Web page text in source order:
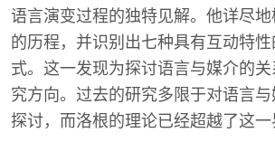
语言演变过程的独特见解。他详尽
的历程，并识别出七种具有互动特
式。这一发现为探讨语言与媒介的
究方向。过去的研究多限于对语言
探讨，而洛根的理论已经超越了这一